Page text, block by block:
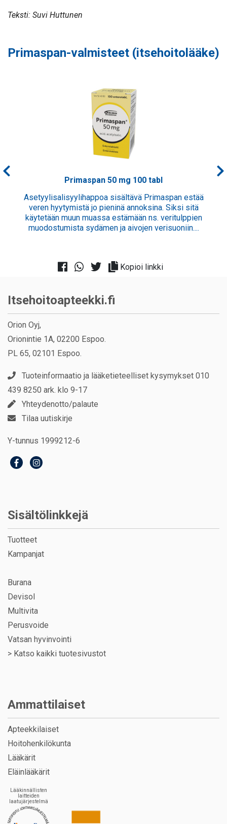
Teksti: Suvi Huttunen
Primaspan-valmisteet (itsehoitolääke)
Primaspan 50 mg 100 tabl
Asetyylisalisyylihappoa sisältävä Primaspan estää
veren hyytymistä jo pieninä annoksina. Siksi sitä
käytetään muun muassa estämään ns. veritulppien
muodostumista sydämen ja aivojen verisuoniin....
Kopioi linkki
Itsehoitoapteekki.fi
Orion Oyj,
Orionintie 1A, 02200 Espoo.
PL 65, 02101 Espoo.
Tuoteinformaatio ja lääketieteelliset kysymykset 010
439 8250 ark. klo 9-17
Yhteydenotto/palaute
Tilaa uutiskirje
Y-tunnus 1999212-6
Sisältölinkkejä
Tuotteet
Kampanjat
Burana
Devisol
Multivita
Perusvoide
Vatsan hyvinvointi
> Katso kaikki tuotesivustot
Ammattilaiset
Apteekkilaiset
Hoitohenkilökunta
Lääkärit
Eläinlääkärit
Lääkinnällisten
laitteiden
laatujärjestelmä